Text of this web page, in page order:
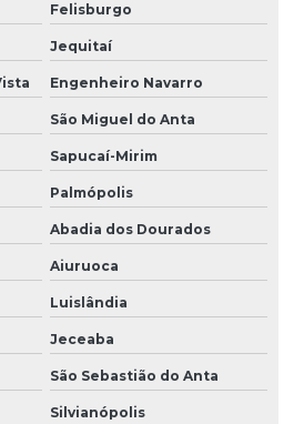
Felisburgo
Jequitaí
Engenheiro Navarro
São Miguel do Anta
Sapucaí-Mirim
Palmópolis
Abadia dos Dourados
Aiuruoca
Luislândia
Jeceaba
São Sebastião do Anta
Silvianópolis